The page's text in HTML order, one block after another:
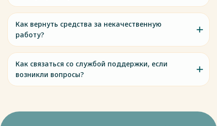
Как вернуть средства за некачественную
работу?
Как связаться со службой поддержки, если
возникли вопросы?